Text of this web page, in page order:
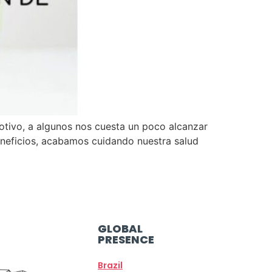
a algunos nos cuesta un poco alcanzar
acabamos cuidando nuestra salud
GLOBAL
PRESENCE
Brazil